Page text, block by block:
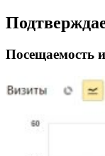
Посещаемость